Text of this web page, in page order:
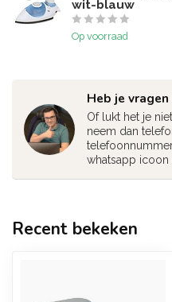
wit-blauw
Op voorraad
Heb je
Of lukt het je
neem dan
whatsapp icoon
Recent bekeken